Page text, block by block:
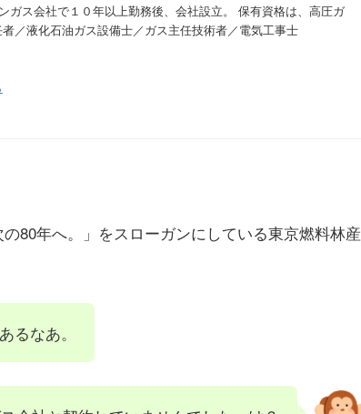
ガス会社で１０年以上勤務後、会社設立。 保有資格は、高圧ガ
／液化石油ガス設備士／ガス主任技術者／電気工事士
80年へ。」をスローガンにしている東京燃料林産
るなあ。